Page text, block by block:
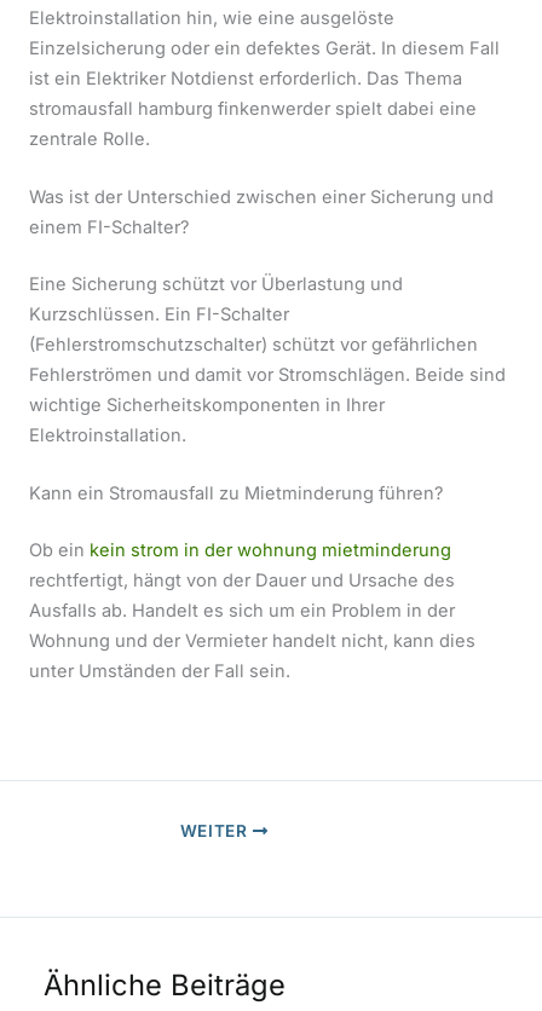
Elektroinstallation hin, wie eine ausgelöste
Einzelsicherung oder ein defektes Gerät. In diesem Fall
ist ein Elektriker Notdienst erforderlich. Das Thema
stromausfall hamburg finkenwerder spielt dabei eine
zentrale Rolle.
Was ist der Unterschied zwischen einer Sicherung und
einem FI-Schalter?
Eine Sicherung schützt vor Überlastung und
Kurzschlüssen. Ein FI-Schalter
(Fehlerstromschutzschalter) schützt vor gefährlichen
Fehlerströmen und damit vor Stromschlägen. Beide sind
wichtige Sicherheitskomponenten in Ihrer
Elektroinstallation.
Kann ein Stromausfall zu Mietminderung führen?
Ob ein kein strom in der wohnung mietminderung
rechtfertigt, hängt von der Dauer und Ursache des
Ausfalls ab. Handelt es sich um ein Problem in der
Wohnung und der Vermieter handelt nicht, kann dies
unter Umständen der Fall sein.
WEITER
Ähnliche Beiträge